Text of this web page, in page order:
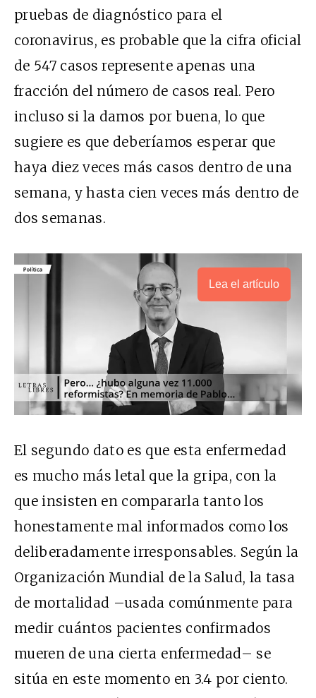
pruebas de diagnóstico para el
coronavirus, es probable que la cifra oficial
de 547 casos represente apenas una
fracción del número de casos real. Pero
incluso si la damos por buena, lo que
sugiere es que deberíamos esperar que
haya diez veces más casos dentro de una
semana, y hasta cien veces más dentro de
dos semanas.
Lea el artículo
El segundo dato es que esta enfermedad
es mucho más letal que la gripa, con la
que insisten en compararla tanto los
honestamente mal informados como los
deliberadamente irresponsables. Según la
Organización Mundial de la Salud, la tasa
de mortalidad –usada comúnmente para
medir cuántos pacientes confirmados
mueren de una cierta enfermedad– se
sitúa en este momento en 3.4 por ciento.